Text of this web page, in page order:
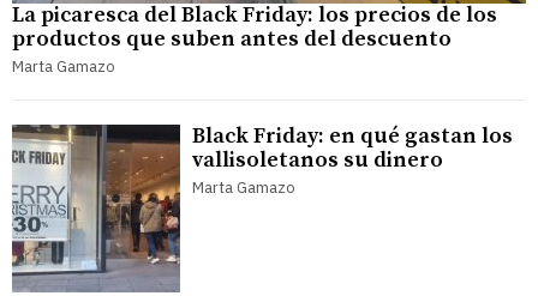
La picaresca del Black Friday: los precios de los
productos que suben antes del descuento
Marta Gamazo
Black Friday: en qué gastan los
vallisoletanos su dinero
Marta Gamazo